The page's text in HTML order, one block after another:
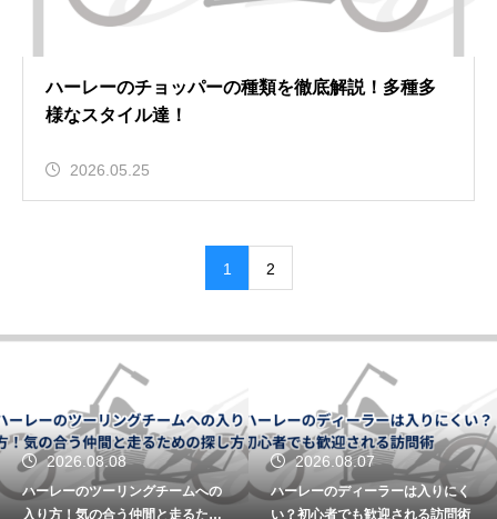
ハーレーのチョッパーの種類を徹底解説！多種多
様なスタイル達！
2026.05.25
1 2
2026.08.08
ハーレーのツーリングチームへの
入り方！気の合う仲間と走るため
2026.08.07
ハーレーのディーラーは入りにく
い？初心者でも歓迎される訪問術